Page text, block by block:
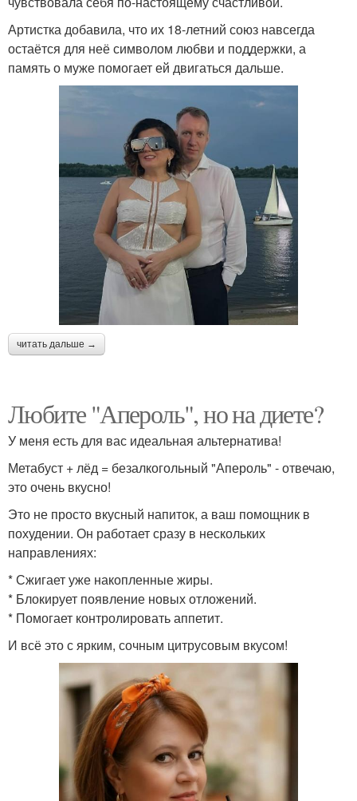
Артистка добавила, что их 18-летний союз навсегда
остаётся для неё символом любви и поддержки, а
память о муже помогает ей двигаться дальше.
читать дальше →
Любите "Апероль", но на диете?
У меня есть для вас идеальная альтернатива!
Метабуст + лёд = безалкогольный "Апероль" - отвечаю,
это очень вкусно!
Это не просто вкусный напиток, а ваш помощник в
похудении. Он работает сразу в нескольких
направлениях:
* Сжигает уже накопленные жиры.
* Блокирует появление новых отложений.
* Помогает контролировать аппетит.
И всё это с ярким, сочным цитрусовым вкусом!